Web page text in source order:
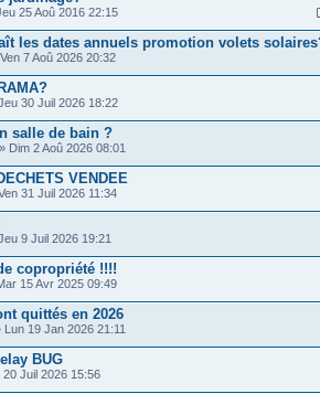
25 Aoû 2016 22:15
les dates annuels promotion volets
7 Aoû 2026 20:32
30 Juil 2026 18:22
salle de bain ?
» Dim 2 Aoû 2026 08:01
VENDEE
31 Juil 2026 11:34
9 Juil 2026 19:21
copropriété !!!!
15 Avr 2025 09:49
quittés en 2026
Lun 19 Jan 2026 21:11
BUG
20 Juil 2026 15:56